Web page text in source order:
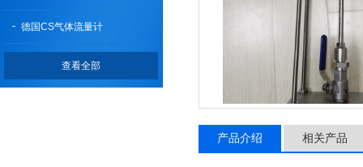
德国CS气体流量计
查看全部
产品介绍 相关产品